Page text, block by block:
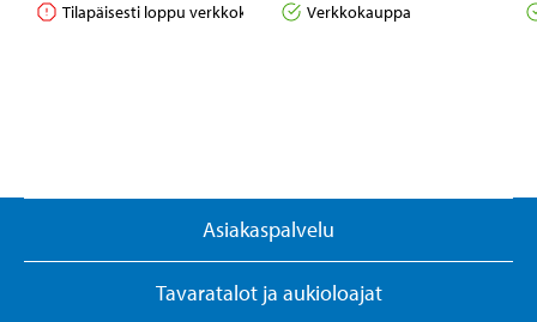
Tilapäisesti loppu verkkokaupasta Verkkokauppa
Asiakaspalvelu
Tavaratalot ja aukioloajat